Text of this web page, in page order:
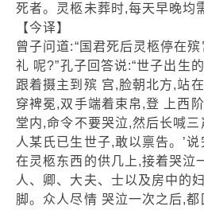
死者。灵柩未葬时,每天早晚均
【今译】
曾子问道:“国君死后灵柩停在
礼 呢?”孔子回答说:“世子出生
跟着摄主到殡 宫,脸朝北方,站
穿裨冕,双手端着束帛,登 上西
堂内,命令不要哭泣,然后长喊三
人某氏已生世子,敢以禀告。’
在灵柩东西的供几上,接着哭泣
人、卿、大夫、士以及房中的
脚。众人尽情 哭泣一次之后,